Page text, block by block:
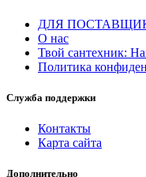
ДЛЯ
О нас
Твой сантехник:
Политика
Служба поддержки
Контакты
Карта сайта
Дополнительно